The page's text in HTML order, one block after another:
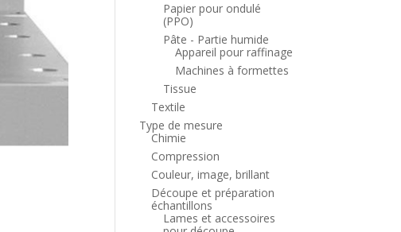
Papier pour ondulé
(PPO)
Pâte - Partie humide
Appareil pour raffinage
Machines à formettes
Tissue
Textile
Type de mesure
Chimie
Compression
Couleur, image, brillant
Découpe et préparation
échantillons
Lames et accessoires